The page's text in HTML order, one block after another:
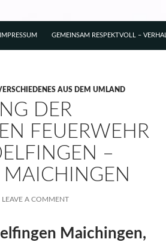
GEMEINSAM RESPEKTVOLL –
IMPRESSUM
AUS DEM UMLAND
DER
FEUERWEHR
–
LEAVE A COMMENT
Maichingen,